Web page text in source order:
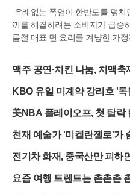
유례없는 폭염이 한반도를 덮
끼를 해결하려는 소비자가 급증
름철 대표 면 요리를 겨냥한 가
를 때우는 수준을 넘어 유명 맛
은 프리미엄 제품들이 소비자들
은 기간보다 30% 이상 늘어나는
인기가 자리 잡고 있다. 해당 식
쉽게 즐길 수 있다는 점이 사회
판매량이 급증했다. 이 밖에도
제품들도 두 자릿수 이상의 매출
맥주 공연·치킨 나눔, 치맥축
KBO 유일 미계약 강리호 '
美NBA 플레이오프, 첫 탈락
천재 예술가 '미켈란젤로'가
전기차 화재, 중국산만 피하
요즘 여행 트렌트는 촌촌촌